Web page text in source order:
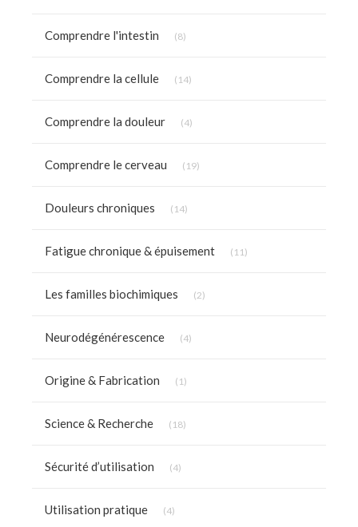
Comprendre l'intestin (8)
Comprendre la cellule (14)
Comprendre la douleur (4)
Comprendre le cerveau (19)
Douleurs chroniques (14)
Fatigue chronique & épuisement (11)
Les familles biochimiques (2)
Neurodégénérescence (4)
Origine & Fabrication (1)
Science & Recherche (18)
Sécurité d’utilisation (4)
Utilisation pratique (4)